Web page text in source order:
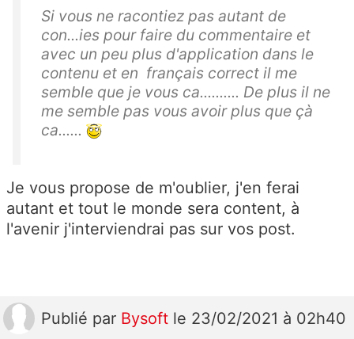
Si vous ne racontiez pas autant de
con...ies pour faire du commentaire et
avec un peu plus d'application dans le
contenu et en français correct il me
semble que je vous ca.......... De plus il ne
me semble pas vous avoir plus que çà
ca......
Je vous propose de m'oublier, j'en ferai
autant et tout le monde sera content, à
l'avenir j'interviendrai pas sur vos post.
Publié par Bysoft le 23/02/2021 à 02h40